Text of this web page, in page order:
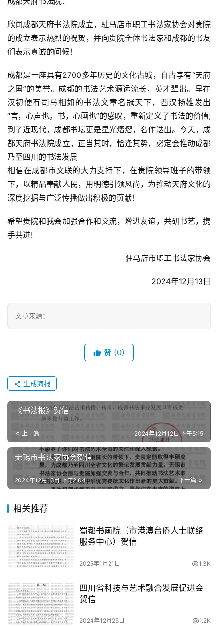
首
院
概
况
工
动
艺
坛
快
讯
学
术
欣闻成都天府书法院成立，驻马店市职工书法家协会对贵院
的成立表示热烈的祝贺，并向贵院全体书法家和成都的书友
们表示真诚的问候！
成都是一座具有2700多年历史的文化古城，自古享有“天府
之国”的美誉。成都的书法艺术源远流长，英才辈出。早在
汉初便有司马相如的书法文章名冠天下，西汉扬雄发出
“言，心声也。书，心画也”的感叹，重新定义了书法的价值;
到了近现代，成都书坛更是星光熠熠，名作迭出。今天，成
都天府书法院成立，正当其时，恰逢其势，必定会推动成都
乃至四川的书法发展
相信在成都市文联的大力支持下，在贵院领导班子的带领
下，以精品奉献人民，用明德引领风尚，为推动天府文化的
深度挖掘与广泛传播做出积极的页献！
希望贵院和我会加强合作和交流，增进友谊，共研书艺，携
手共进!
驻马店市职工书法家协会
2024年12月13日
文章来源：
赞 (0)
生成海报
《书法报》贺信
上一篇 2024年12月12日 下午5:15
无锡市书法家协会贺信
下一篇
2024年12月13日 下午2:04
相关推荐
蜀都书画院（市港澳台侨人士联络
服务中心）贺信
2025年1月21日 1.3K
四川省科技与艺术融合发展促进会
贺信
2024年12月25日 1.2K